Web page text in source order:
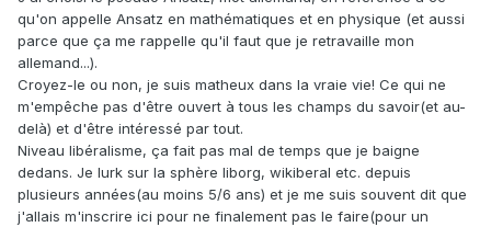
qu'on appelle Ansatz en mathématiques et en physique (et aussi
parce que ça me rappelle qu'il faut que je retravaille mon
allemand...).
Croyez-le ou non, je suis matheux dans la vraie vie! Ce qui ne
m'empêche pas d'être ouvert à tous les champs du savoir(et au-
delà) et d'être intéressé par tout.
Niveau libéralisme, ça fait pas mal de temps que je baigne
dedans. Je lurk sur la sphère liborg, wikiberal etc. depuis
plusieurs années(au moins 5/6 ans) et je me suis souvent dit que
j'allais m'inscrire ici pour ne finalement pas le faire(pour un